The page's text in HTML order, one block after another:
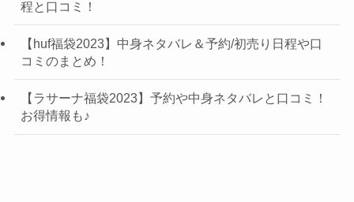
程と口コミ！
【huf福袋2023】中身ネタバレ＆予約/初売り日程や口
コミのまとめ！
【ラサーナ福袋2023】予約や中身ネタバレと口コミ！
お得情報も♪